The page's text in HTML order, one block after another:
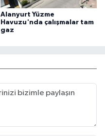
Alanyurt Yüzme
Havuzu'nda çalışmalar tam
gaz